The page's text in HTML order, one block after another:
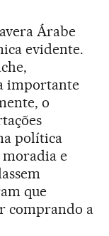
Árabe
evidente.
importante
o
política
e
que
comprando a